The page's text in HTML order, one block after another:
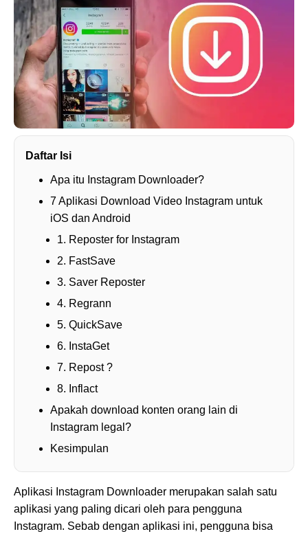
Daftar Isi
Apa itu Instagram Downloader?
7 Aplikasi Download Video Instagram untuk
iOS dan Android
1. Reposter for Instagram
2. FastSave
3. Saver Reposter
4. Regrann
5. QuickSave
6. InstaGet
7. Repost ?
8. Inflact
Apakah download konten orang lain di
Instagram legal?
Kesimpulan
Aplikasi Instagram Downloader merupakan salah satu
aplikasi yang paling dicari oleh para pengguna
Instagram. Sebab dengan aplikasi ini, pengguna bisa